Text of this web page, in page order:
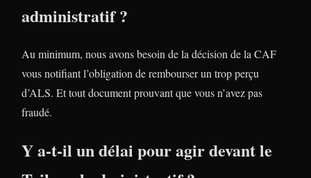
administratif ?
Au minimum, nous avons besoin de la décision de la CAF
vous notifiant l’obligation de rembourser un trop perçu
d’ALS. Et tout document prouvant que vous n’avez pas
fraudé.
Y a-t-il un délai pour agir devant le